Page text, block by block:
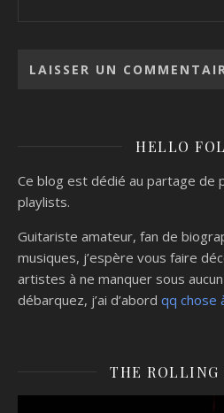
HELLO
Ce blog est dédié au partage de
playlists.
Guitariste amateur, fan de
musiques, j’espère vous faire
artistes à ne manquer sous
débarquez, j’ai d’abord qq chose
THE ROLLING